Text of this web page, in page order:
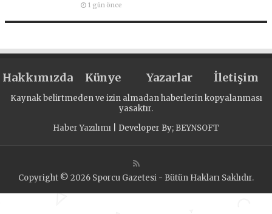
1 gün önce
Hakkımızda Künye Yazarlar İletişim
Kaynak belirtmeden ve izin almadan haberlerin kopyalanması
yasaktır.
Haber Yazılımı | Developer By; BEYNSOFT
Copyright © 2026 Sporcu Gazetesi - Bütün Hakları Saklıdır.